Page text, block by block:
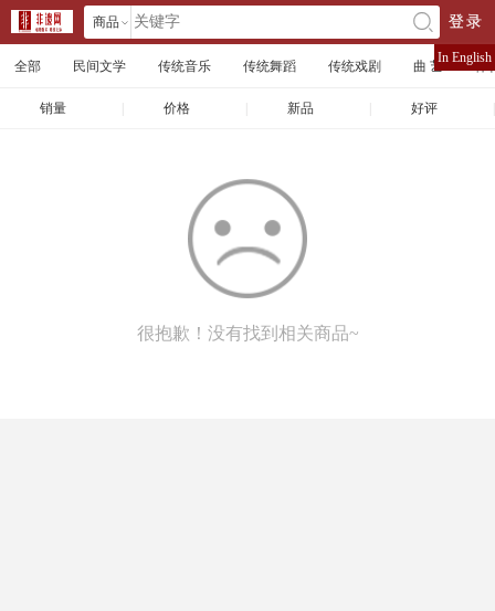
商品 󰄘 登录
全部 民间文学 传统音乐 传统舞蹈 传统戏剧 曲 艺 体
销量 价格 新品 好评
很抱歉！没有找到相关商品~
In English